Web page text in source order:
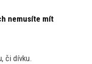
nemusíte mít
či dívku.